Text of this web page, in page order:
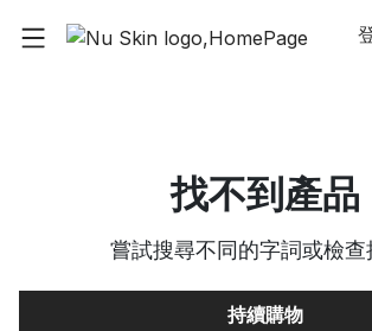
找不到產品
嘗試搜尋不同的字詞或檢查
持續購物